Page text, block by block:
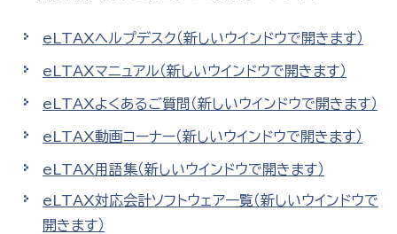
eLTAXヘルプデスク（新しいウインドウで開きます）
eLTAXマニュアル（新しいウインドウで開きます）
eLTAXよくあるご質問 （新しいウインドウで開きます）
eLTAX動画コーナー（新しいウインドウで開きます）
eLTAX用語集（新しいウインドウで開きます）
eLTAX対応会計ソフトウェア一覧（新しいウインドウで
開きます）